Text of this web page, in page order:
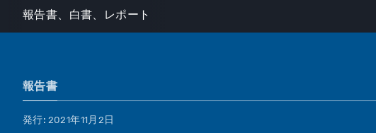
報告書、白書、レポート
報告書
発行: 2021年11月2日